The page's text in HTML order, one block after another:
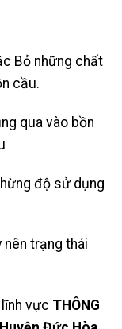
Bỏ những chất
cầu.
qua vào bồn
độ sử dụng
trạng thái
vực THÔNG